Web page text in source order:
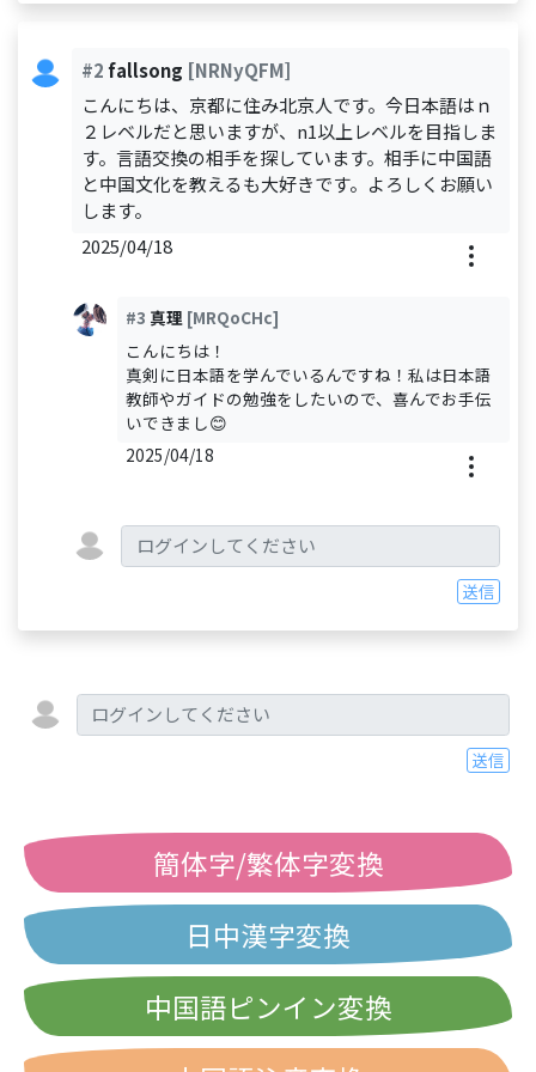
#2fallsong [NRNyQFM]
こんにちは、京都に住み北京人です。今日本語はｎ
２レベルだと思いますが、n1以上レベルを目指しま
す。言語交換の相手を探しています。相手に中国語
と中国文化を教えるも大好きです。よろしくお願い
します。
2025/04/18
#3 真理 [MRQoCHc]
こんにちは！
真剣に日本語を学んでいるんですね！私は日本語
教師やガイドの勉強をしたいので、喜んでお手伝
いできまし😊
2025/04/18
送信
送信
簡体字/繁体字変換
日中漢字変換
中国語ピンイン変換